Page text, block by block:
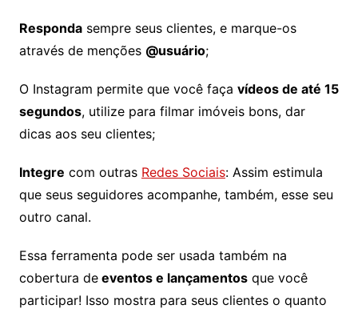
Respondasempre seus clientes, e marque-os
através de menções @usuário;
O Instagram permite que você faça vídeos de até 15
segundos, utilize para filmar imóveis bons, dar
dicas aos seu clientes;
Integre com outras Redes Sociais: Assim estimula
que seus seguidores acompanhe, também, esse seu
outro canal.
Essa ferramenta pode ser usada também na
cobertura deeventos e lançamentosque você
participar! Isso mostra para seus clientes o quanto